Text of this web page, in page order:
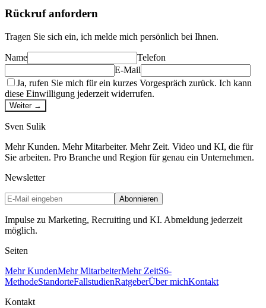
Rückruf anfordern
Tragen Sie sich ein, ich melde mich persönlich bei Ihnen.
Name
Telefon
E-Mail
Ja, rufen Sie mich für ein kurzes Vorgespräch zurück. Ich kann
diese Einwilligung jederzeit widerrufen.
Weiter →
Sven Sulik
Mehr Kunden. Mehr Mitarbeiter. Mehr Zeit. Video und KI, die für
Sie arbeiten. Pro Branche und Region für genau ein Unternehmen.
Newsletter
Abonnieren
Impulse zu Marketing, Recruiting und KI. Abmeldung jederzeit
möglich.
Seiten
Mehr KundenMehr MitarbeiterMehr ZeitS6-
MethodeStandorteFallstudienRatgeberÜber michKontakt
Kontakt